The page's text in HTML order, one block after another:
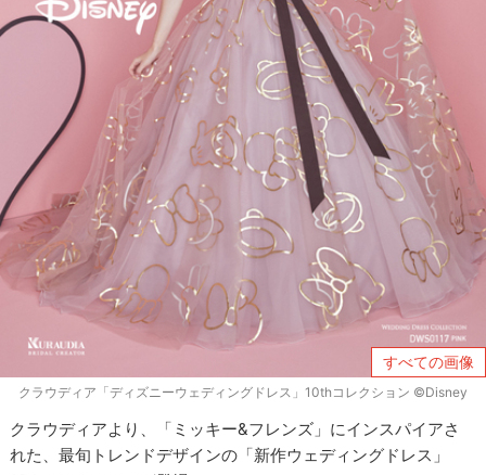
すべての画像
クラウディア「ディズニーウェディングドレス」10thコレクション ©Disney
クラウディアより、「ミッキー&フレンズ」にインスパイアさ
れた、最旬トレンドデザインの「新作ウェディングドレス」